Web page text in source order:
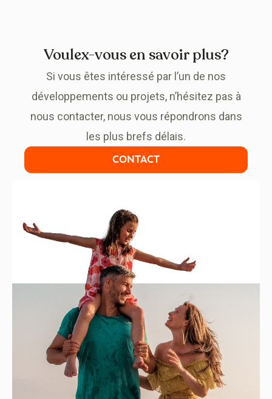
Voulex-vous en savoir plus?
Si vous êtes intéressé par l’un de nos
développements ou projets, n’hésitez pas à
nous contacter, nous vous répondrons dans
les plus brefs délais.
CONTACT